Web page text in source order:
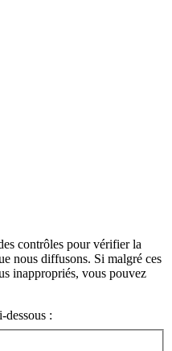
contrôles pour vérifier la
nous diffusons. Si malgré ces
inappropriés, vous pouvez
dessous :